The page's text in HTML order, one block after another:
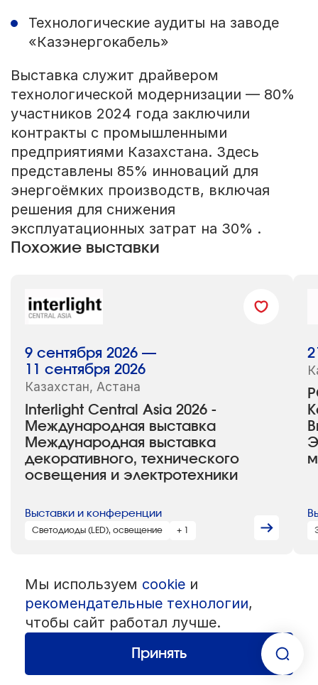
Технологические аудиты на заводе
«Казэнергокабель»
Выставка служит драйвером
технологической модернизации — 80%
участников 2024 года заключили
контракты с промышленными
предприятиями Казахстана. Здесь
представлены 85% инноваций для
энергоёмких производств, включая
решения для снижения
эксплуатационных затрат на 30% .
Похожие выставки
Interlight Central Asia 2026 -
Международная выставка
Международная выставка
декоративного, технического
освещения и электротехники
9 сентября 2026 —
11 сентября 2026
Казахстан, Астана
Выставки и конференции
Светодиоды (LED), освещение + 1
© 1992 — 2026 ООО «НЕГУС ЭКСПО Интернэшнл»
Все права защищены. Использование материалов возможно только
со ссылкой на источник.
Политика конфиденциальности
Пользовательское соглашение
Мы используем cookieи
рекомендательные технологии,
чтобы сайт работал лучше.
Принять